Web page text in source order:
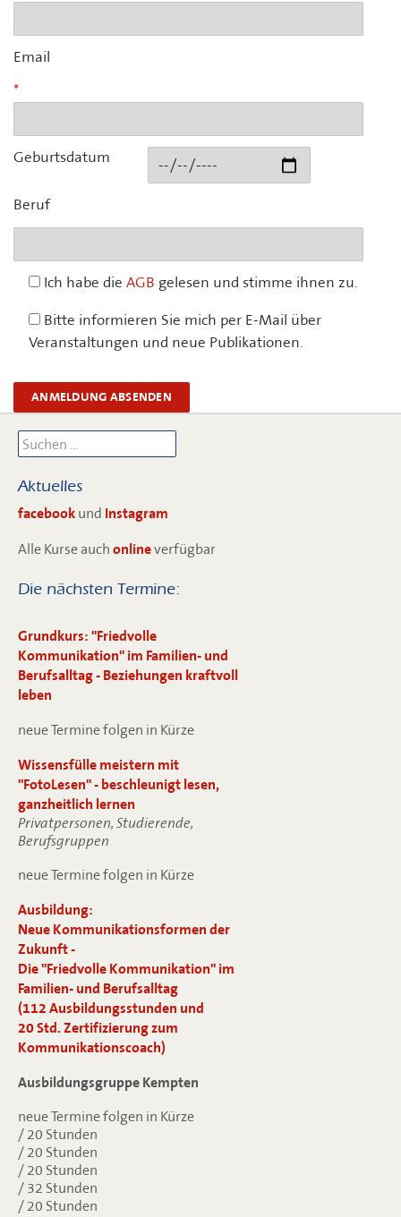
Email
Geburtsdatum
Beruf
Ich habe die AGB gelesen und stimme ihnen zu.
Bitte informieren Sie mich per E-Mail über
Veranstaltungen und neue Publikationen.
nach:
Aktuelles
facebook und Instagram
Alle Kurse auch onlineverfügbar
Die nächsten Termine:
Grundkurs: "Friedvolle
Kommunikation" im Familien- und
Berufsalltag - Beziehungen kraftvoll
leben
neue Termine folgen in Kürze
Wissensfülle meistern mit
"FotoLesen" - beschleunigt lesen,
ganzheitlich lernen
Privatpersonen, Studierende,
Berufsgruppen
neue Termine folgen in Kürze
Ausbildung:
Neue Kommunikationsformen der
Zukunft -
Die "Friedvolle Kommunikation" im
Familien- und Berufsalltag
(112 Ausbildungsstunden und
20 Std. Zertifizierung zum
Kommunikationscoach)
Ausbildungsgruppe Kempten
neue Termine folgen in Kürze
/ 20 Stunden
/ 20 Stunden
/ 20 Stunden
/ 32 Stunden
/ 20 Stunden